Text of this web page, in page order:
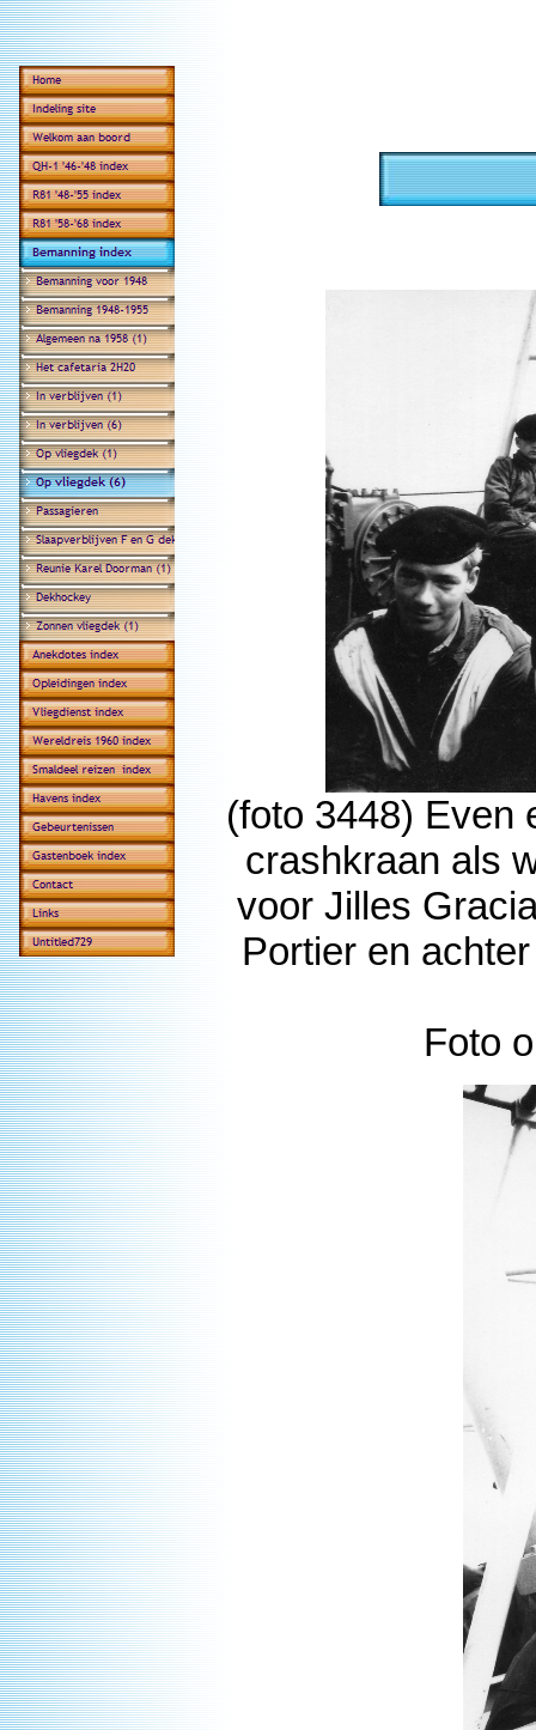
(foto 3448) Even
crashkraan als
voor Jilles
Portier en
Foto